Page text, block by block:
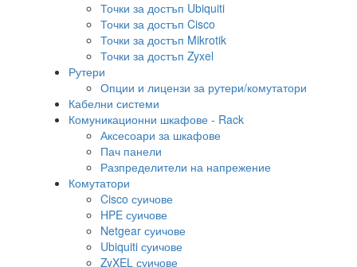
Точки за достъп Ubiquiti
Точки за достъп Cisco
Точки за достъп Mikrotik
Точки за достъп Zyxel
Рутери
Опции и лицензи за рутери/комутатори
Кабелни системи
Комуникационни шкафове - Rack
Аксесоари за шкафове
Пач панели
Разпределители на напрежение
Комутатори
Cisco суичове
HPE суичове
Netgear суичове
Ubiquiti суичове
ZyXEL суичове